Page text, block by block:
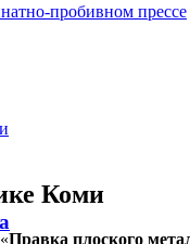
пробивном прессе
Коми
Правка плоского